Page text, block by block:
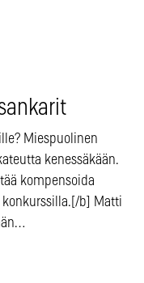
Miespuolinen
kenessäkään.
kompensoida
b] Matti